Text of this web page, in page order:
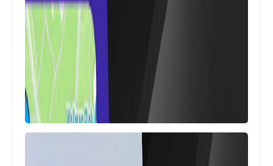
تنزيل برنامج تسجيل المكالمات الخليوية
والواتساب تلقائياً